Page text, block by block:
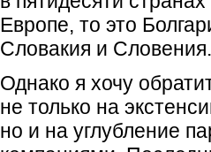
Европе, то это
Словакия и Словения.
Однако я хочу
не только на
но и на углубление